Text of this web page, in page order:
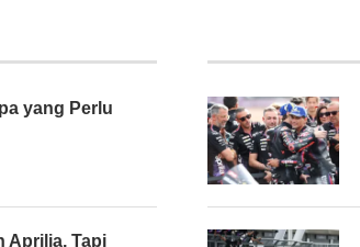
yang Perlu
Aprilia, Tapi